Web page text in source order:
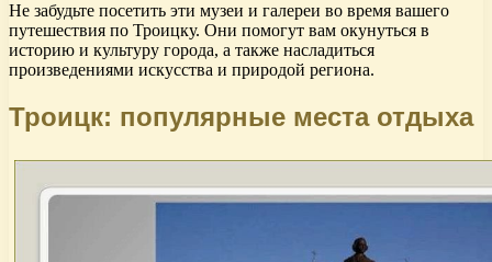
Не забудьте посетить эти музеи и галереи во время вашего
путешествия по Троицку. Они помогут вам окунуться в
историю и культуру города, а также насладиться
произведениями искусства и природой региона.
Троицк: популярные места отдыха